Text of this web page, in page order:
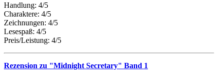
Handlung: 4/5
Charaktere: 4/5
Zeichnungen: 4/5
Lesespaß: 4/5
Preis/Leistung: 4/5
Rezension zu "Midnight Secretary" Band 1